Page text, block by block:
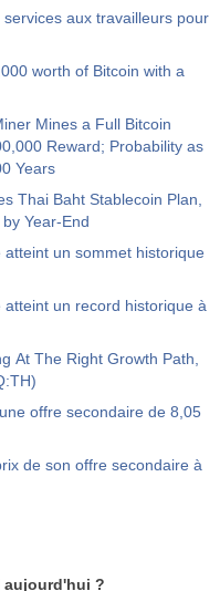
aux travailleurs pour
worth of Bitcoin with a
Mines a Full Bitcoin
Reward; Probability as
Years
Thai Baht Stablecoin Plan,
Year-End
atteint un sommet historique
atteint un record historique à
At The Right Growth Path,
offre secondaire de 8,05
de son offre secondaire à
aujourd'hui ?